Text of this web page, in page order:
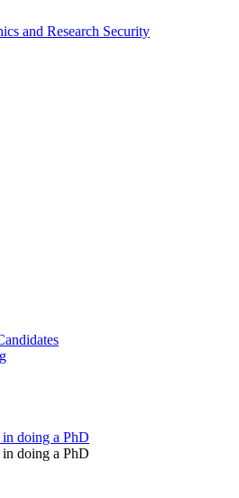
and Research Security
in doing a PhD
in doing a PhD